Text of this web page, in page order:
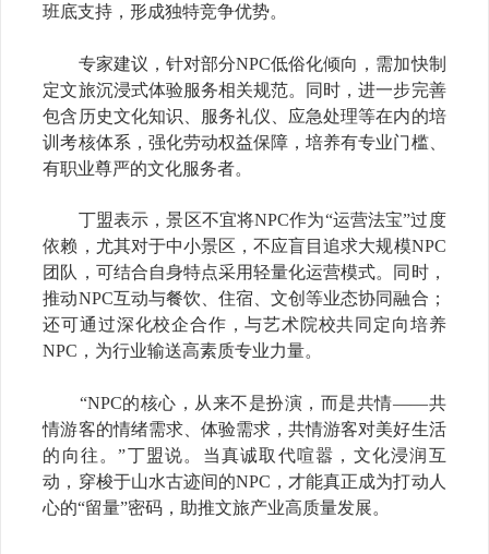
班底支持，形成独特竞争优势。
专家建议，针对部分NPC低俗化倾向，需加快制
定文旅沉浸式体验服务相关规范。同时，进一步完善
包含历史文化知识、服务礼仪、应急处理等在内的培
训考核体系，强化劳动权益保障，培养有专业门槛、
有职业尊严的文化服务者。
丁盟表示，景区不宜将NPC作为“运营法宝”过度
依赖，尤其对于中小景区，不应盲目追求大规模NPC
团队，可结合自身特点采用轻量化运营模式。同时，
推动NPC互动与餐饮、住宿、文创等业态协同融合；
还可通过深化校企合作，与艺术院校共同定向培养
NPC，为行业输送高素质专业力量。
“NPC的核心，从来不是扮演，而是共情——共
情游客的情绪需求、体验需求，共情游客对美好生活
的向往。”丁盟说。当真诚取代喧嚣，文化浸润互
动，穿梭于山水古迹间的NPC，才能真正成为打动人
心的“留量”密码，助推文旅产业高质量发展。